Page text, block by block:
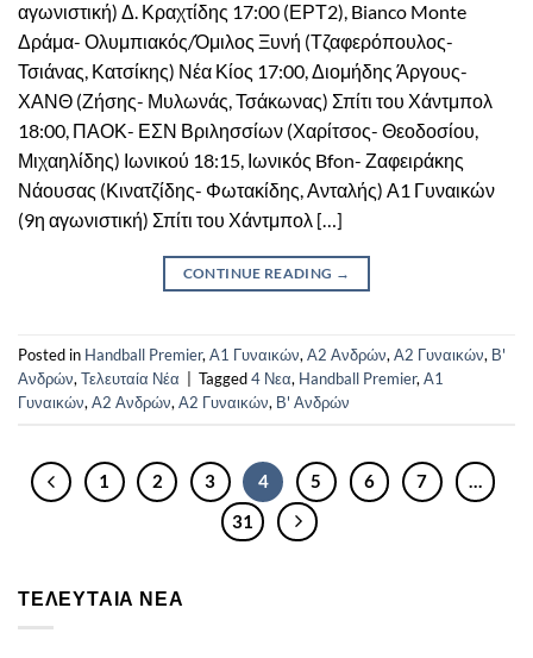
αγωνιστική) Δ. Κραχτίδης 17:00 (ΕΡΤ2), Bianco Monte
Δράμα- Ολυμπιακός/Όμιλος Ξυνή (Τζαφερόπουλος-
Τσιάνας, Κατσίκης) Νέα Κίος 17:00, Διομήδης Άργους-
ΧΑΝΘ (Ζήσης- Μυλωνάς, Τσάκωνας) Σπίτι του Χάντμπολ
18:00, ΠΑΟΚ- ΕΣΝ Βριλησσίων (Χαρίτσος- Θεοδοσίου,
Μιχαηλίδης) Ιωνικού 18:15, Ιωνικός Bfon- Ζαφειράκης
Νάουσας (Κινατζίδης- Φωτακίδης, Ανταλής) Α1 Γυναικών
(9η αγωνιστική) Σπίτι του Χάντμπολ […]
CONTINUE READING →
Posted in Handball Premier,Α1 Γυναικών,Α2 Ανδρών,Α2 Γυναικών, Β'
Ανδρών,Τελευταία Νέα Tagged4 Νεα, Handball Premier,Α1
Γυναικών,Α2 Ανδρών,Α2 Γυναικών, Β' Ανδρών
1 2 3 4 5 6 7
…
31
ΤΕΛΕΥΤΑΊΑ ΝΈΑ